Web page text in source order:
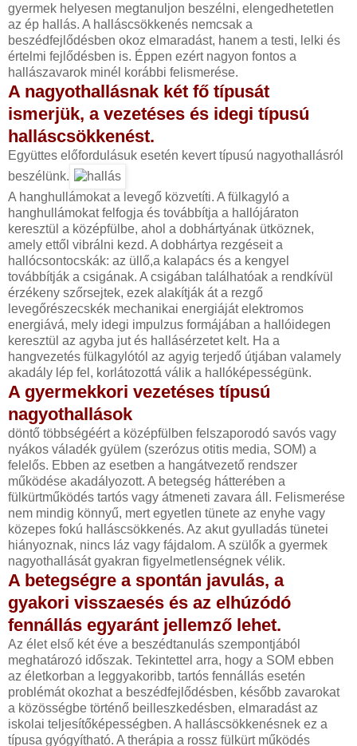
gyermek helyesen megtanuljon beszélni, elengedhetetlen
az ép hallás. A halláscsökkenés nemcsak a
beszédfejlődésben okoz elmaradást, hanem a testi, lelki és
értelmi fejlődésben is. Éppen ezért nagyon fontos a
hallászavarok minél korábbi felismerése.
A nagyothallásnak két fő típusát
ismerjük, a vezetéses és idegi típusú
halláscsökkenést.
Együttes előfordulásuk esetén kevert típusú nagyothallásról
beszélünk.
A hanghullámokat a levegő közvetíti. A fülkagyló a
hanghullámokat felfogja és továbbítja a hallójáraton
keresztül a középfülbe, ahol a dobhártyának ütköznek,
amely ettől vibrálni kezd. A dobhártya rezgéseit a
hallócsontocskák: az üllő,a kalapács és a kengyel
továbbítják a csigának. A csigában találhatóak a rendkívül
érzékeny szőrsejtek, ezek alakítják át a rezgő
levegőrészecskék mechanikai energiáját elektromos
energiává, mely idegi impulzus formájában a hallóidegen
keresztül az agyba jut és hallásérzetet kelt. Ha a
hangvezetés fülkagylótól az agyig terjedő útjában valamely
akadály lép fel, korlátozottá válik a hallóképességünk.
A gyermekkori vezetéses típusú
nagyothallások
döntő többségéért a középfülben felszaporodó savós vagy
nyákos váladék gyülem (szerózus otitis media, SOM) a
felelős. Ebben az esetben a hangátvezető rendszer
működése akadályozott. A betegség hátterében a
fülkürtműködés tartós vagy átmeneti zavara áll. Felismerése
nem mindig könnyű, mert egyetlen tünete az enyhe vagy
közepes fokú halláscsökkenés. Az akut gyulladás tünetei
hiányoznak, nincs láz vagy fájdalom. A szülők a gyermek
nagyothallását gyakran figyelmetlenségnek vélik.
A betegségre a spontán javulás, a
gyakori visszaesés és az elhúzódó
fennállás egyaránt jellemző lehet.
Az élet első két éve a beszédtanulás szempontjából
meghatározó időszak. Tekintettel arra, hogy a SOM ebben
az életkorban a leggyakoribb, tartós fennállás esetén
problémát okozhat a beszédfejlődésben, később zavarokat
a közösségbe történő beilleszkedésben, elmaradást az
iskolai teljesítőképességben. A halláscsökkenésnek ez a
típusa gyógyítható. A therápia a rossz fülkürt működés